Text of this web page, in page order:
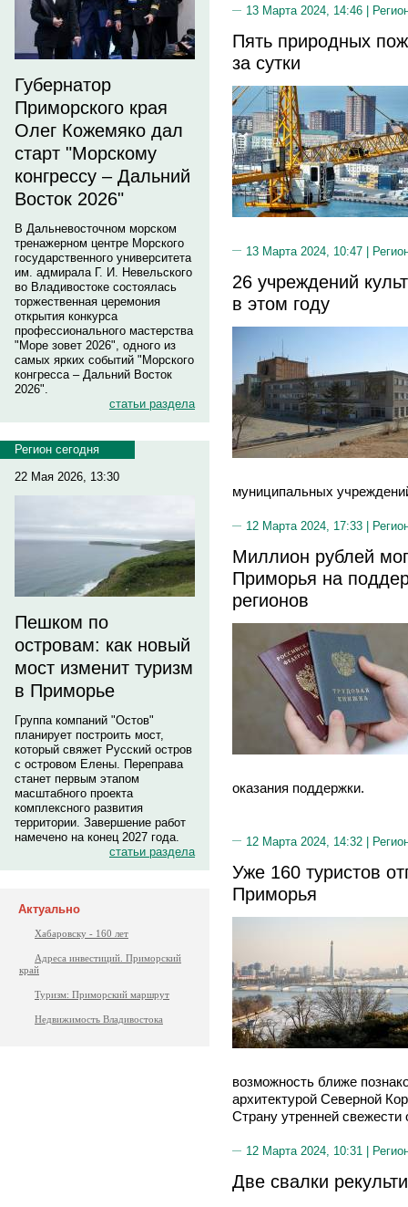
Губернатор
Приморского края
Олег Кожемяко дал
старт "Морскому
конгрессу – Дальний
Восток 2026"
В Дальневосточном морском
тренажерном центре Морского
государственного университета
им. адмирала Г. И. Невельского
во Владивостоке состоялась
торжественная церемония
открытия конкурса
профессионального мастерства
"Море зовет 2026", одного из
самых ярких событий "Морского
конгресса – Дальний Восток
2026".
статьи раздела
Регион сегодня
22 Мая 2026, 13:30
Пешком по
островам: как новый
мост изменит туризм
в Приморье
Группа компаний "Остов"
планирует построить мост,
который свяжет Русский остров
с островом Елены. Переправа
станет первым этапом
масштабного проекта
комплексного развития
территории. Завершение работ
намечено на конец 2027 года.
статьи раздела
Актуально
Хабаровску - 160 лет
Адреса инвестиций. Приморский
край
Туризм: Приморский маршрут
Недвижимость Владивостока
13 Марта 2024, 14:46 |
Пять природных
за сутки
13 Марта 2024, 10:47 |
26 учреждений
в этом году
муниципальных
12 Марта 2024, 17:33 |
Миллион рублей
Приморья на
регионов
оказания поддержки.
12 Марта 2024, 14:32 |
Уже 160 туристов
Приморья
возможность ближе
архитектурой Северной
Страну утренней свежести
12 Марта 2024, 10:31 |
Две свалки